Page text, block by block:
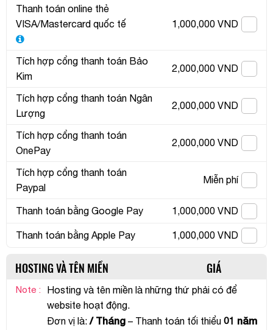
Thanh toán online thẻ
VISA/Mastercard quốc tế
1,000,000 VND
Tích hợp cổng thanh toán Bảo
Kim
2,000,000 VND
Tích hợp cổng thanh toán Ngân
Lượng
2,000,000 VND
Tích hợp cổng thanh toán
OnePay
2,000,000 VND
Tích hợp cổng thanh toán
Paypal
Miễn phí
Thanh toán bằng Google Pay 1,000,000 VND
Thanh toán bằng Apple Pay 1,000,000 VND
HOSTING VÀ TÊN MIỀN GIÁ
Note :
Hosting và tên miền là những thứ phải có để
website hoạt động.
Đơn vị là: / Tháng – Thanh toán tối thiểu 01 năm